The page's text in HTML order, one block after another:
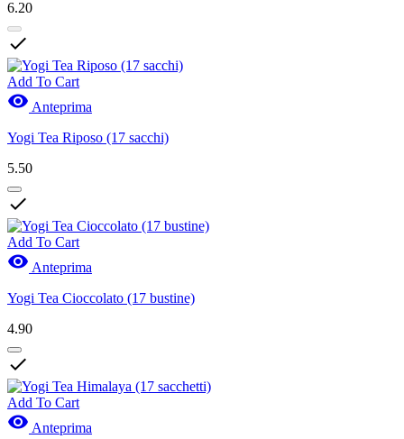
6.20

Add To Cart
 Anteprima
Yogi Tea Riposo (17 sacchi)
5.50

Add To Cart
 Anteprima
Yogi Tea Cioccolato (17 bustine)
4.90

Add To Cart
 Anteprima